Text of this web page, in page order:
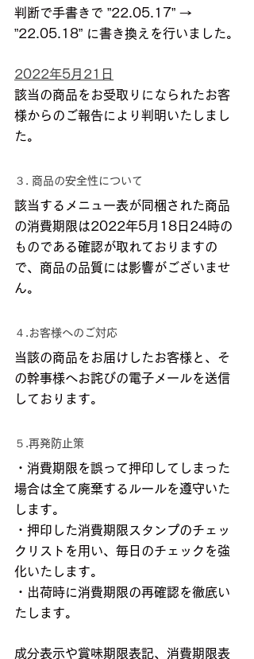
判断で手書きで ”22.05.17” →
”22.05.18” に書き換えを行いました。
2022年5月21日
該当の商品をお受取りになられたお客
様からのご報告により判明いたしまし
た。
３. 商品の安全性について
該当するメニュー表が同梱された商品
の消費期限は2022年5月18日24時の
ものである確認が取れておりますの
で、商品の品質には影響がございませ
ん。
４.お客様へのご対応
当該の商品をお届けしたお客様と、そ
の幹事様へお詫びの電子メールを送信
しております。
５.再発防止策
・消費期限を誤って押印してしまった
場合は全て廃棄するルールを遵守いた
します。
・押印した消費期限スタンプのチェッ
クリストを用い、毎日のチェックを強
化いたします。
・出荷時に消費期限の再確認を徹底い
たします。
成分表示や賞味期限表記、消費期限表